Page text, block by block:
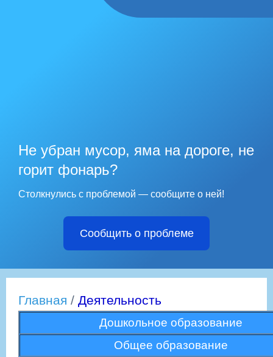
Не убран мусор, яма на дороге, не
горит фонарь?
Столкнулись с проблемой — сообщите о ней!
Сообщить о проблеме
Главная / Деятельность
Дошкольное образование
Общее образование